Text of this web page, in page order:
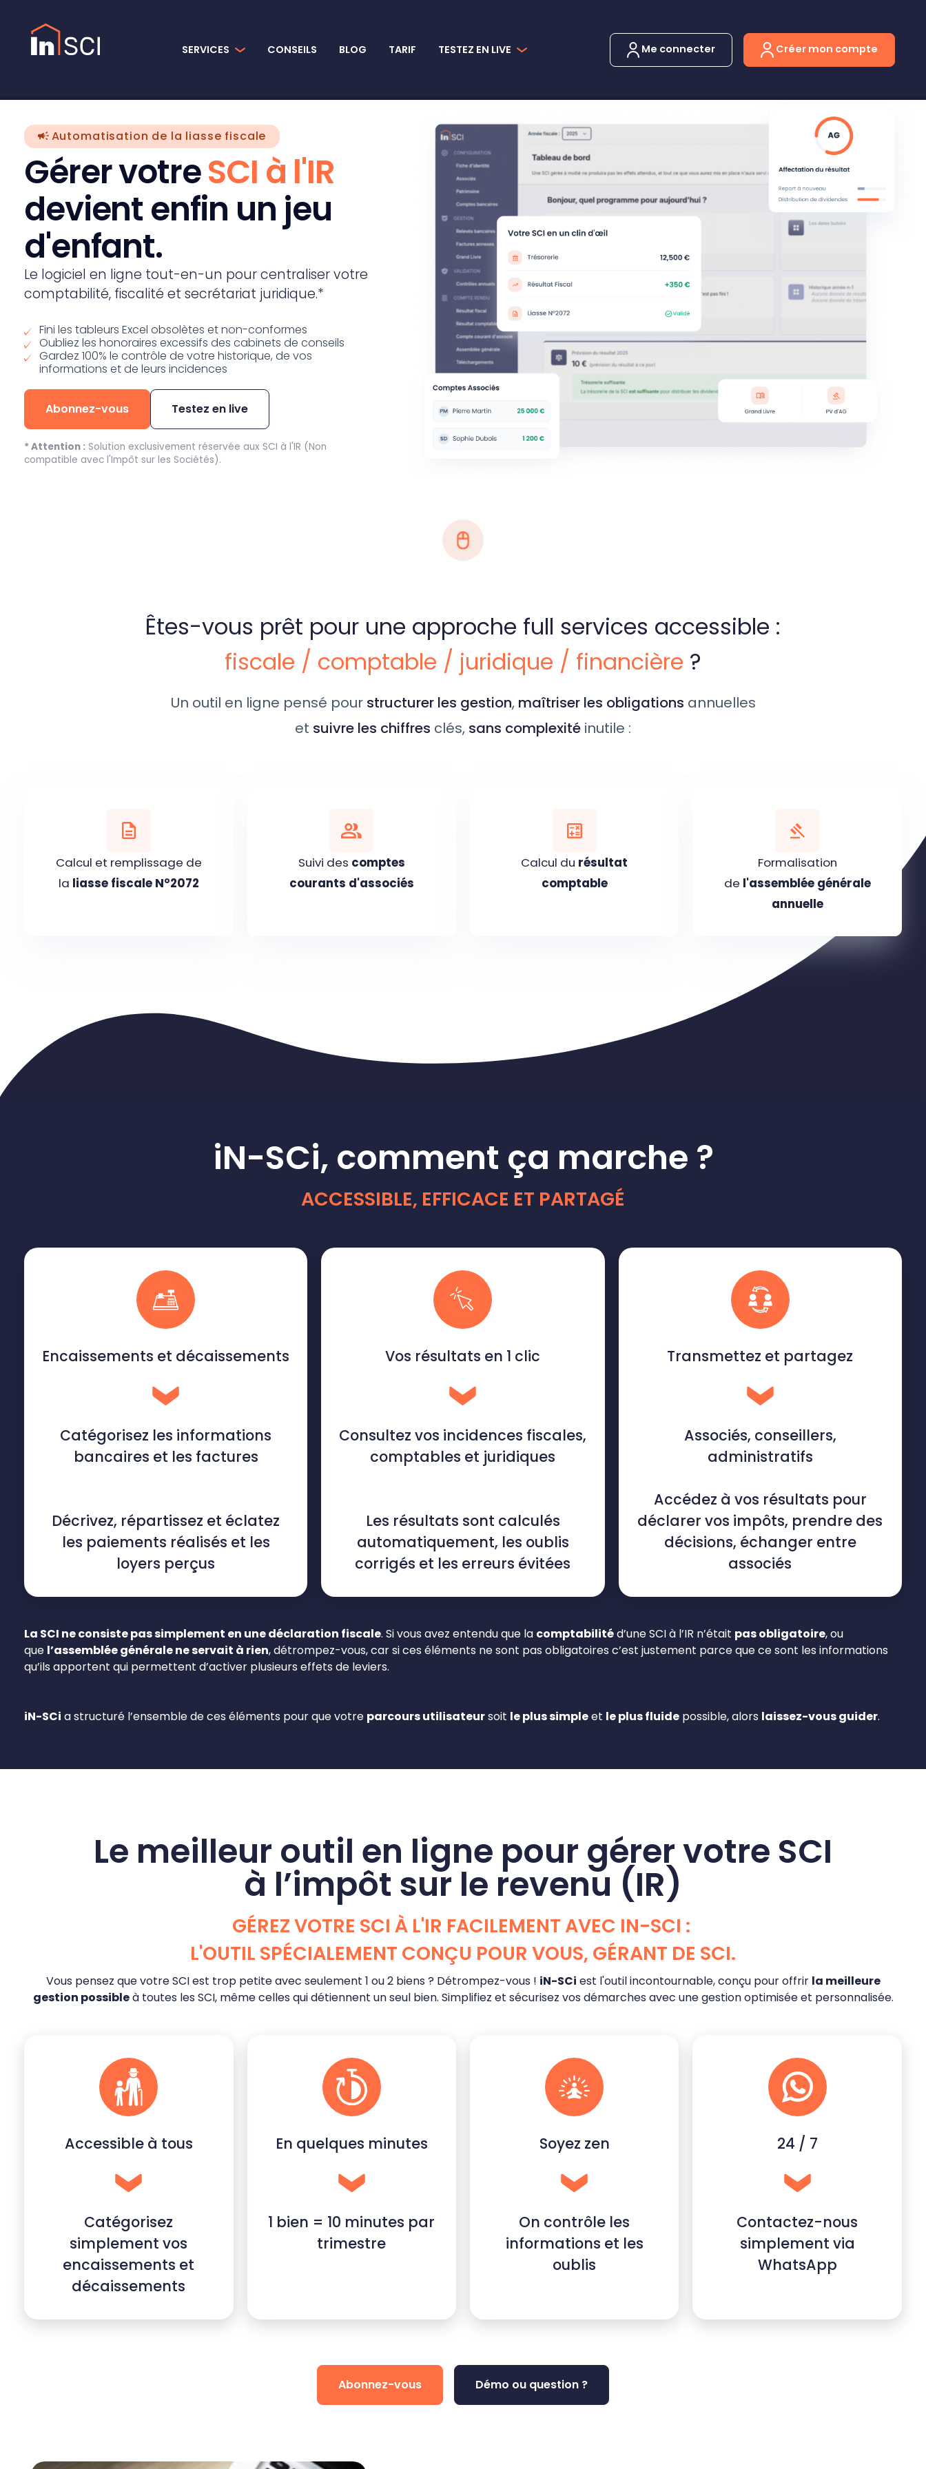
SERVICES CONSEILS BLOG TARIF TESTEZ EN LIVE Me connecter Créer mon compte
Automatisation de la liasse fiscale
Gérer votreSCI à l'IR
devient enfin un jeu
d'enfant.
Le logiciel en ligne tout-en-un pour centraliser votre
comptabilité, fiscalité et secrétariat juridique.*
Fini les tableurs Excel obsolètes et non-conformes
Oubliez les honoraires excessifs des cabinets de conseils
Gardez 100% le contrôle de votre historique, de vos
informations et de leurs incidences
Abonnez-vous Testez en live
* Attention : Solution exclusivement réservée aux SCI à l'IR (Non
compatible avec l'Impôt sur les Sociétés).
Êtes-vous prêt pour une approche full services accessible :
fiscale / comptable / juridique / financière ?
Un outil en ligne pensé pour structurer les gestion, maîtriser les obligations annuelles
et suivre les chiffres clés, sans complexité inutile :
Calcul et remplissage de
la liasse fiscale N°2072
Suivi des comptes
courants d'associés
Calcul du résultat
comptable
Formalisation
de l'assemblée générale
annuelle
iN-SCi, comment ça marche ?
ACCESSIBLE, EFFICACE ET PARTAGÉ
Encaissements et décaissements
Catégorisez les informations
bancaires et les factures
Décrivez, répartissez et éclatez
les paiements réalisés et les
loyers perçus
Vos résultats en 1 clic
Consultez vos incidences fiscales,
comptables et juridiques
Les résultats sont calculés
automatiquement, les oublis
corrigés et les erreurs évitées
Transmettez et partagez
Associés, conseillers,
administratifs
Accédez à vos résultats pour
déclarer vos impôts, prendre des
décisions, échanger entre
associés
La SCI ne consiste pas simplement en une déclaration fiscale. Si vous avez entendu que la comptabilitéd’une SCI à l’IR n’était pas obligatoire, ou
que l’assemblée générale ne servait à rien, détrompez-vous, car si ces éléments ne sont pas obligatoires c’est justement parce que ce sont les informations
qu’ils apportent qui permettent d’activer plusieurs effets de leviers.
iN-SCi a structuré l’ensemble de ces éléments pour que votre parcours utilisateursoit le plus simpleet le plus fluide possible, alors laissez-vous guider.
Le meilleur outil en ligne pour gérer votre SCI
à l’impôt sur le revenu (IR)
GÉREZ VOTRE SCI À L'IR FACILEMENT AVEC IN-SCI :
L'OUTIL SPÉCIALEMENT CONÇU POUR VOUS, GÉRANT DE SCI.
Vous pensez que votre SCI est trop petite avec seulement 1 ou 2 biens ? Détrompez-vous ! iN-SCi est l'outil incontournable, conçu pour offrir la meilleure
gestion possibleà toutes les SCI, même celles qui détiennent un seul bien. Simplifiez et sécurisez vos démarches avec une gestion optimisée et personnalisée.
Accessible à tous
Catégorisez
simplement vos
encaissements et
décaissements
En quelques minutes
1 bien = 10 minutes par
trimestre
Soyez zen
On contrôle les
informations et les
oublis
24 / 7
Contactez-nous
simplement via
WhatsApp
Abonnez-vous Démo ou question ?